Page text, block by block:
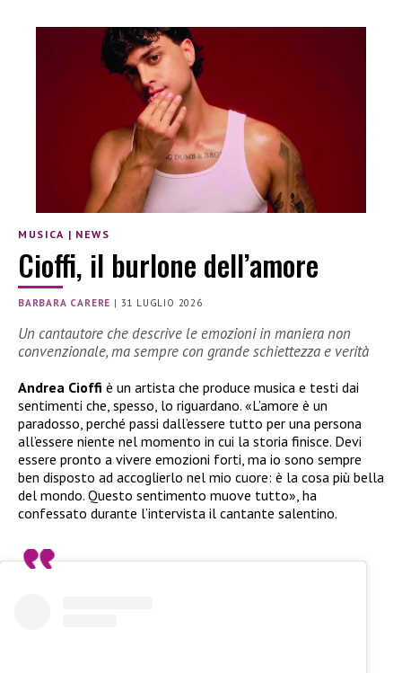
MUSICA | NEWS
Cioffi, il burlone dell’amore
BARBARA CARERE | 31 LUGLIO 2026
Un cantautore che descrive le emozioni in maniera non
convenzionale, ma sempre con grande schiettezza e verità
Andrea Cioffi è un artista che produce musica e testi dai
sentimenti che, spesso, lo riguardano. «L’amore è un
paradosso, perché passi dall’essere tutto per una persona
all’essere niente nel momento in cui la storia finisce. Devi
essere pronto a vivere emozioni forti, ma io sono sempre
ben disposto ad accoglierlo nel mio cuore: è la cosa più bella
del mondo. Questo sentimento muove tutto», ha
confessato durante l’intervista il cantante salentino.